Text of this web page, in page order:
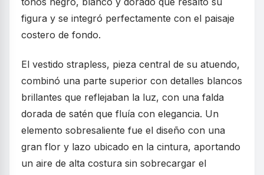
figura y se integró perfectamente con el paisaje
costero de fondo.
El vestido strapless, pieza central de su atuendo,
combinó una parte superior con detalles blancos
brillantes que reflejaban la luz, con una falda
dorada de satén que fluía con elegancia. Un
elemento sobresaliente fue el diseño con una
gran flor y lazo ubicado en la cintura, aportando
un aire de alta costura sin sobrecargar el